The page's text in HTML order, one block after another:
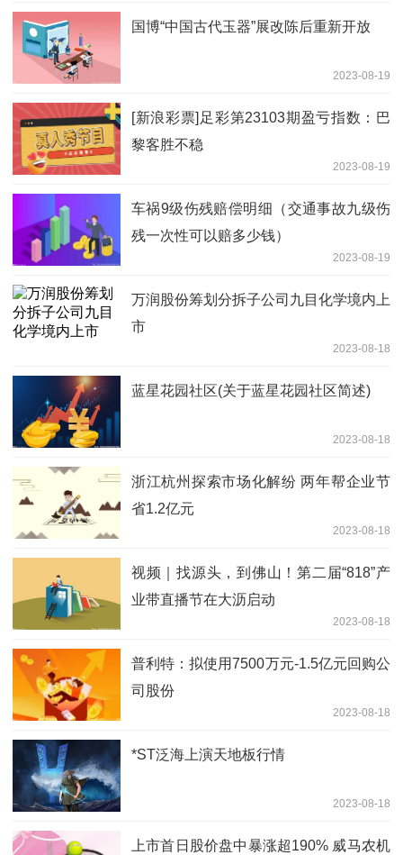
国博“中国古代玉器”展改陈后重新开放
2023-08-19
[新浪彩票]足彩第23103期盈亏指数：巴
黎客胜不稳
2023-08-19
车祸9级伤残赔偿明细（交通事故九级伤
残一次性可以赔多少钱）
2023-08-19
万润股份筹划分拆子公司九目化学境内上
市
2023-08-18
蓝星花园社区(关于蓝星花园社区简述)
2023-08-18
浙江杭州探索市场化解纷 两年帮企业节
省1.2亿元
2023-08-18
视频｜找源头，到佛山！第二届“818”产
业带直播节在大沥启动
2023-08-18
普利特：拟使用7500万元-1.5亿元回购公
司股份
2023-08-18
*ST泛海上演天地板行情
2023-08-18
上市首日股价盘中暴涨超190% 威马农机